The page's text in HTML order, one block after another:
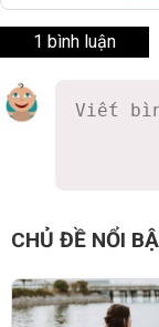
1 bình luận
tranlong 7
quá nhọ :(